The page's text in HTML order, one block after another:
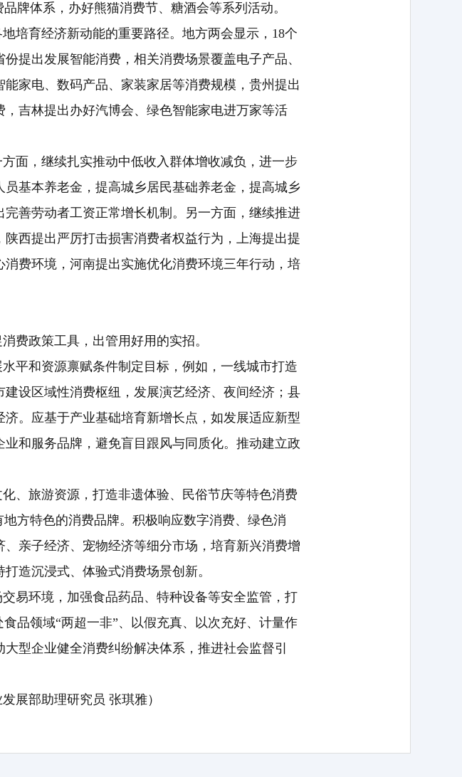
牌体系，办好熊猫消费节、糖酒会等系列活动。
培育经济新动能的重要路径。地方两会显示，18个
提出发展智能消费，相关消费场景覆盖电子产品、
家电、数码产品、家装家居等消费规模，贵州提出
吉林提出办好汽博会、绿色智能家电进万家等活
面，继续扎实推动中低收入群体增收减负，进一步
基本养老金，提高城乡居民基础养老金，提高城乡
善劳动者工资正常增长机制。另一方面，继续推进
西提出严厉打击损害消费者权益行为，上海提出提
费环境，河南提出实施优化消费环境三年行动，培
费政策工具，出管用好用的实招。
平和资源禀赋条件制定目标，例如，一线城市打造
设区域性消费枢纽，发展演艺经济、夜间经济；县
。应基于产业基础培育新增长点，如发展适应新型
和服务品牌，避免盲目跟风与同质化。推动建立政
、旅游资源，打造非遗体验、民俗节庆等特色消费
方特色的消费品牌。积极响应数字消费、绿色消
亲子经济、宠物经济等细分市场，培育新兴消费增
造沉浸式、体验式消费场景创新。
易环境，加强食品药品、特种设备等安全监管，打
品领域“两超一非”、以假充真、以次充好、计量作
型企业健全消费纠纷解决体系，推进社会监督引
展部助理研究员 张琪雅）